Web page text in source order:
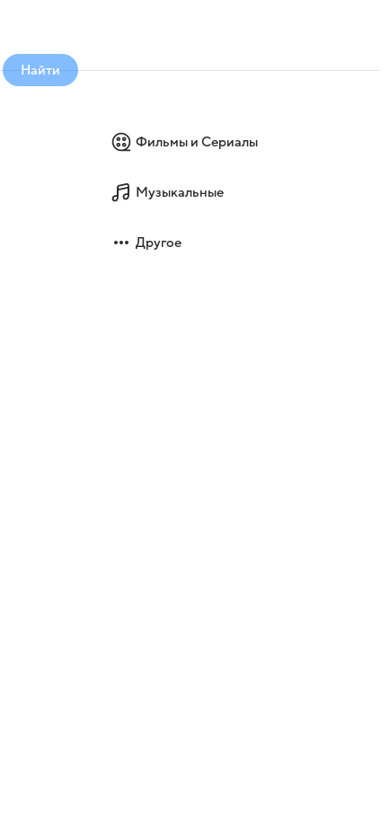
Найти
Фильмы и Сериалы
Музыкальные
Другое